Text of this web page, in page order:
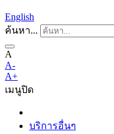
English
ค้นหา...
A
A-
A+
เมนูปิด
บริการอื่นๆ